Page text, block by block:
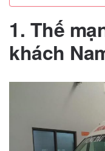
1. Thế
khách